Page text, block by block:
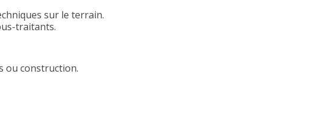
sur le terrain.
traitants.
ou construction.